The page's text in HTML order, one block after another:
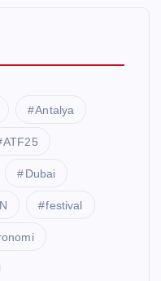
Antalya
ATF25
Dubai
festival